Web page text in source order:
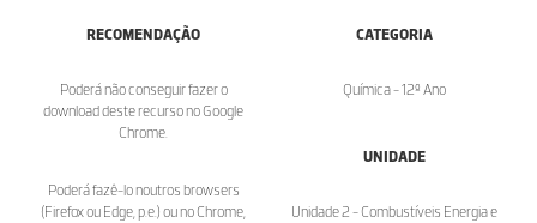
RECOMENDAÇÃO
Poderá não conseguir fazer o
download deste recurso no Google
Chrome.
Poderá fazê-lo noutros browsers
(Firefox ou Edge, p.e.) ou no Chrome,
CATEGORIA
Química - 12º Ano
UNIDADE
Unidade 2 - Combustíveis Energia e